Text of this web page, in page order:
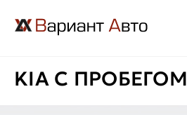
KIA С ПРОБЕГОМ